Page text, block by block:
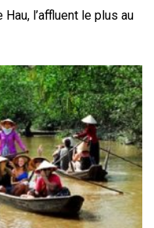
l’affluent le plus au